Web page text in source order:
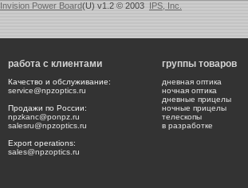
Invision Power Board(U) v1.2 © 2003 IPS, Inc.
работа с клиентами
Качество и обслуживание:
service@npzoptics.ru
Продажи по России:
npzkanc@ponpz.ru
salesru@npzoptics.ru
Export operations:
sales@npzoptics.ru
группы товаров
дневная оптика
ночная оптика
дневные прицелы
ночные прицелы
телескопы
в разработке